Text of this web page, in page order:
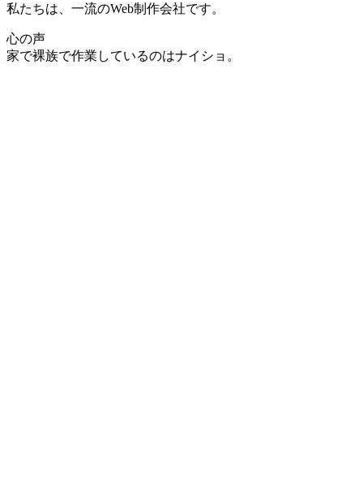
私たちは、一流のWeb制作会社です。
心の声
家で裸族で作業しているのはナイショ。